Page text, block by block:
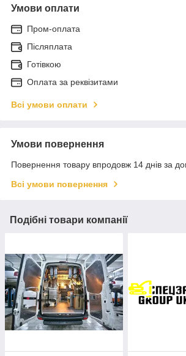
Умови оплати
Пром-оплата
Післяплата
Готівкою
Оплата за реквізитами
Всі умови оплати
Умови повернення
Повернення товару впродовж 14 днів за
Всі умови повернення
Подібні товари компанії